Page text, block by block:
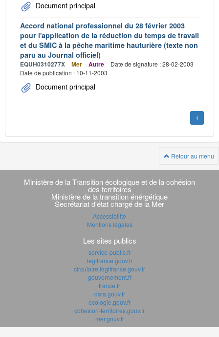
Document principal
Accord national professionnel du 28 février 2003
pour l'application de la réduction du temps de travail
et du SMIC à la pêche maritime hauturière (texte non
paru au Journal officiel)
EQUH0310277X Mer Autre
Date de signature : 28-02-2003
Date de publication : 10-11-2003
Document principal
1
Retour au menu
Navigation
transverse
Ministère de la Transition écologique et de la cohésion
des territoires
Ministère de la transition énérgétique
Secrétariat d'état chargé de la Mer
Accessibilité
Mentions légales
Les sites publics
service-public.fr
legifrance.gouv.fr
circulaire.legifrance.gouv.fr
gouvernement.fr
france.fr
data.gouv.fr
ecologie.gouv.fr
cohesion-territoires.gouv.fr
mer.gouv.fr